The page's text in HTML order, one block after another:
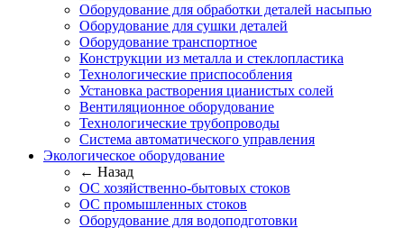
Оборудование для обработки деталей насыпью
Оборудование для сушки деталей
Оборудование транспортное
Конструкции из металла и стеклопластика
Технологические приспособления
Установка растворения цианистых солей
Вентиляционное оборудование
Технологические трубопроводы
Система автоматического управления
Экологическое оборудование
← Назад
ОС хозяйственно-бытовых стоков
ОС промышленных стоков
Оборудование для водоподготовки